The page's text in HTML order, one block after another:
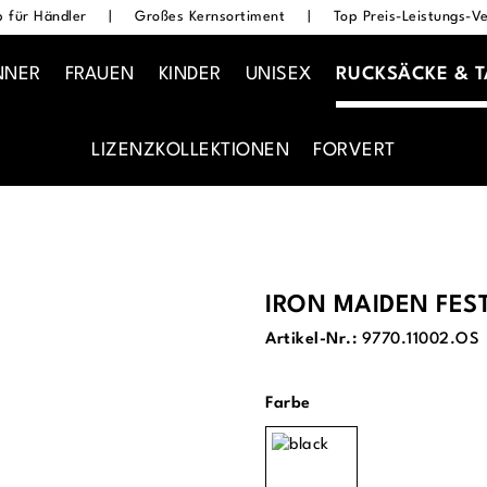
für Händler Großes Kernsortiment Top Preis-Leistungs-
FRAUEN KINDER UNISEX RUCKSÄCKE &
LIZENZKOLLEKTIONEN FORVERT
IRON MAIDEN
Artikel-Nr.: 9770.11002.OS
Farbeauswählen